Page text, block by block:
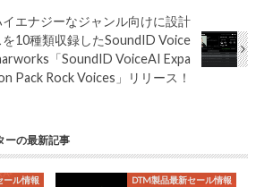
エナジーなジャンル向けに設計
10種類収録したSoundID Voice
「SoundID VoiceAI Expa
Pack Rock Voices」リリース！
ーの最新記事
ール情報 DTM製品最新セール情報